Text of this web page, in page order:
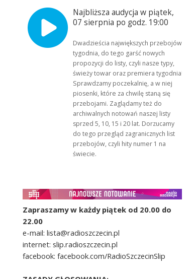
Najbliższa audycja w piątek,
07 sierpnia po godz. 19:00
Dwadzieścia największych przebojów
tygodnia, do tego garść nowych
propozycji do listy, czyli nasze typy,
świeży towar oraz premiera tygodnia!
Sprawdzamy poczekalnię, a w niej
piosenki, które za chwilę staną się
przebojami. Zaglądamy też do
archiwalnych notowań naszej listy
sprzed 5, 10, 15 i 20 lat. Dorzucamy
do tego przegląd zagranicznych list
przebojów, czyli hity numer 1 na
świecie.
Zapraszamy w każdy piątek od 20.00 do
22.00
e-mail: lista@radioszczecin.pl
internet: slip.radioszczecin.pl
facebook: facebook.com/RadioSzczecinSlip